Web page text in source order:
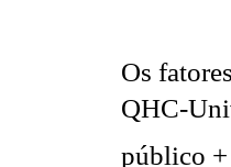
Os
QHC-
público +